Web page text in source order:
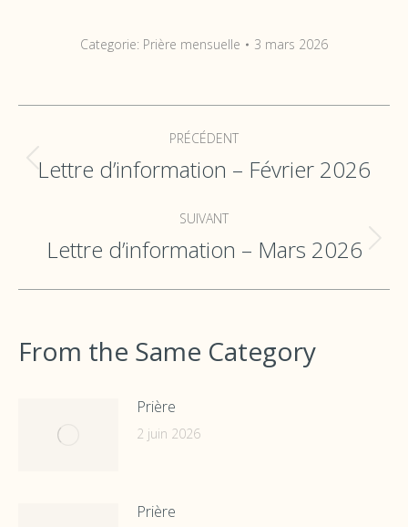
Categorie: Prière mensuelle 3 mars 2026
de
commentaire
PRÉCÉDENT
Onglet
Lettre d’information – Février 2026
SUIVANT
Onglet
Lettre d’information – Mars 2026
From the Same Category
Prière
2 juin 2026
Prière